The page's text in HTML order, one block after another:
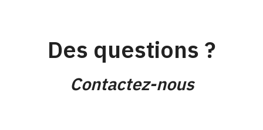
Des questions ?
Contactez-nous